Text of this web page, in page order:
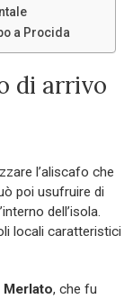
a Procida
di arrivo
l’aliscafo che
poi usufruire di
dell’isola.
locali caratteristici
Merlato, che fu